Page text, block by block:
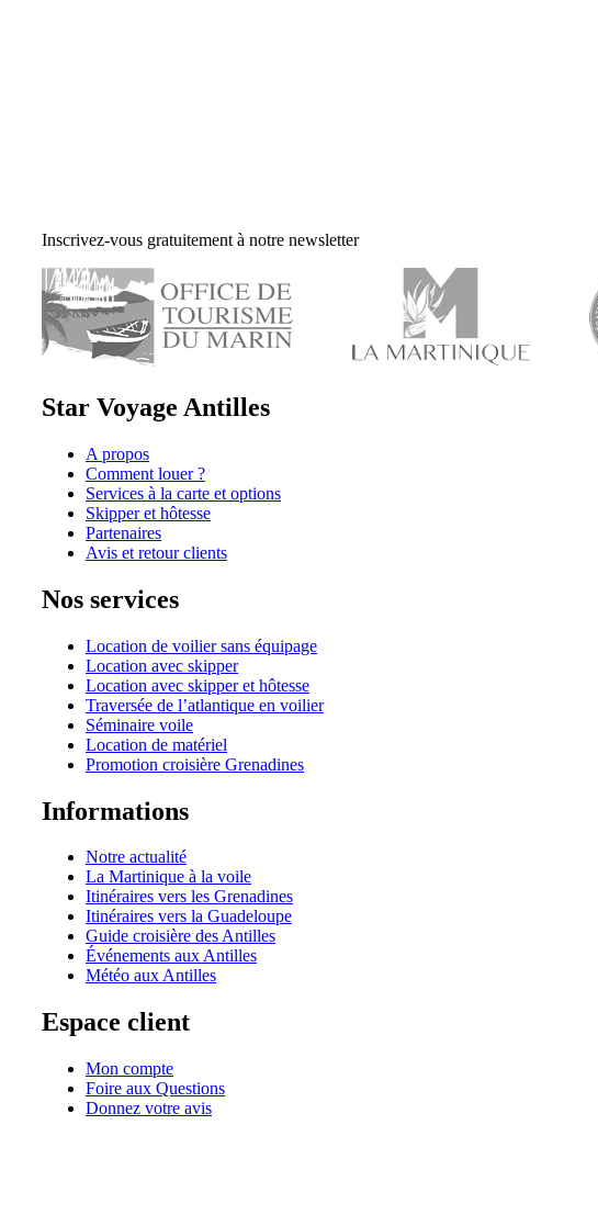
Inscrivez-vous gratuitement à notre newsletter
Star Voyage Antilles
A propos
Comment louer ?
Services à la carte et options
Skipper et hôtesse
Partenaires
Avis et retour clients
Nos services
Location de voilier sans équipage
Location avec skipper
Location avec skipper et hôtesse
Traversée de l’atlantique en voilier
Séminaire voile
Location de matériel
Promotion croisière Grenadines
Informations
Notre actualité
La Martinique à la voile
Itinéraires vers les Grenadines
Itinéraires vers la Guadeloupe
Guide croisière des Antilles
Événements aux Antilles
Météo aux Antilles
Espace client
Mon compte
Foire aux Questions
Donnez votre avis